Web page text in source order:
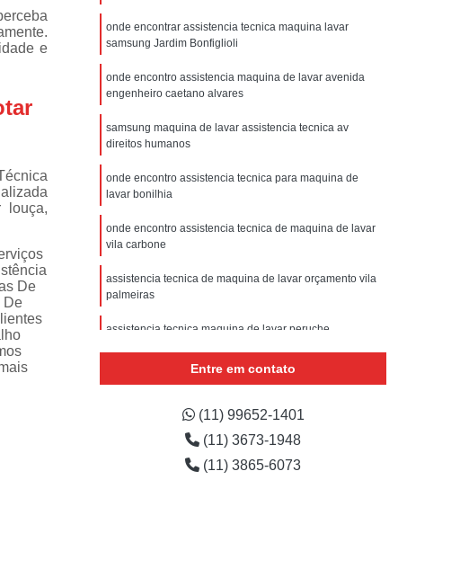
Assistencia Tecnica Geladeira Electrolux
Electrolux Assistencia Tecnica Geladeira
Geladeira Assistencia Tecnica
Tecnica
Assistencia Tecnica Electrolux Refrigerador
Assistencia Tecnica Refrigerador com Defeito
Refrigerador com Problema
Assistencia Tecnica Refrigerador Não Liga
Refrigerador Electrolux Assistencia Tecnica
Samsung
Assistencia Tecnica Maquina Secadora
de Roupa
Assistencia Tecnica para Secadora
Samsung Lavadora e Secadora
Assistencia Tecnica Secadora
a Gas
Assistencia Tecnica Secadora de Roupa
Assistencia Tecnica Secadora Samsung
e
louça,
De
De
onde encontrar assistencia tecnica maquina lavar
samsung Jardim Bonfiglioli
onde encontro assistencia maquina de lavar avenida
engenheiro caetano alvares
samsung maquina de lavar assistencia tecnica av
direitos humanos
onde encontro assistencia tecnica para maquina de
lavar bonilhia
onde encontro assistencia tecnica de maquina de lavar
vila carbone
assistencia tecnica de maquina de lavar orçamento vila
palmeiras
assistencia tecnica maquina de lavar peruche
onde encontrar assistencia tecnica samsung maquina
onde encontro assistencia maquina lavar avenida
engenheiro caetano alvares
Entre em contato
(11) 99652-1401
(11) 3673-1948
(11) 3865-6073